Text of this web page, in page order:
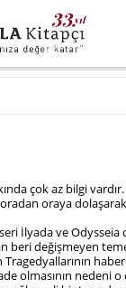
çok az bilgi
oraya dolaşarak
İlyada ve
beri değişmeyen
Tragedyallarının
olmasının nedeni